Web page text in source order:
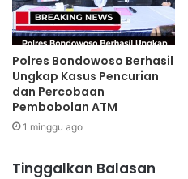
Polres Bondowoso Berhasil
Ungkap Kasus Pencurian
dan Percobaan
Pembobolan ATM
1 minggu ago
Tinggalkan Balasan